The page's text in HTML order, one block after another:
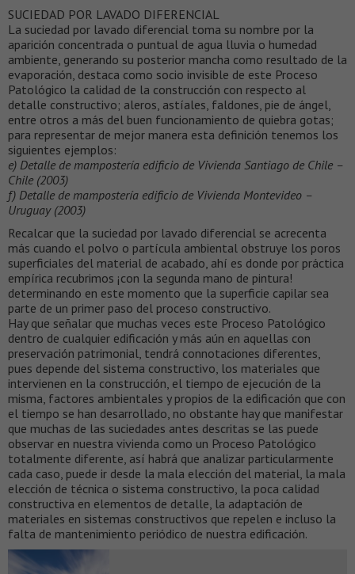
SUCIEDAD POR LAVADO DIFERENCIAL
La suciedad por lavado diferencial toma su nombre por la
aparición concentrada o puntual de agua lluvia o humedad
ambiente, generando su posterior mancha como resultado de la
evaporación, destaca como socio invisible de este Proceso
Patológico la calidad de la construcción con respecto al
detalle constructivo; aleros, astíales, faldones, pie de ángel,
entre otros a más del buen funcionamiento de quiebra gotas;
para representar de mejor manera esta definición tenemos los
siguientes ejemplos:
e) Detalle de mampostería edificio de Vivienda Santiago de Chile –
Chile (2003)
f) Detalle de mampostería edificio de Vivienda Montevideo –
Uruguay (2003)
Recalcar que la suciedad por lavado diferencial se acrecenta
más cuando el polvo o partícula ambiental obstruye los poros
superficiales del material de acabado, ahí es donde por práctica
empírica recubrimos ¡con la segunda mano de pintura!
determinando en este momento que la superficie capilar sea
parte de un primer paso del proceso constructivo.
Hay que señalar que muchas veces este Proceso Patológico
dentro de cualquier edificación y más aún en aquellas con
preservación patrimonial, tendrá connotaciones diferentes,
pues depende del sistema constructivo, los materiales que
intervienen en la construcción, el tiempo de ejecución de la
misma, factores ambientales y propios de la edificación que con
el tiempo se han desarrollado, no obstante hay que manifestar
que muchas de las suciedades antes descritas se las puede
observar en nuestra vivienda como un Proceso Patológico
totalmente diferente, así habrá que analizar particularmente
cada caso, puede ir desde la mala elección del material, la mala
elección de técnica o sistema constructivo, la poca calidad
constructiva en elementos de detalle, la adaptación de
materiales en sistemas constructivos que repelen e incluso la
falta de mantenimiento periódico de nuestra edificación.